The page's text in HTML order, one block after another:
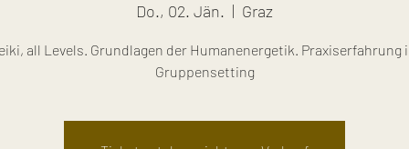
Do., 02. Jän.
  |
Graz
all Levels. Grundlagen der Humanenergetik. Praxiserfahrung
Gruppensetting